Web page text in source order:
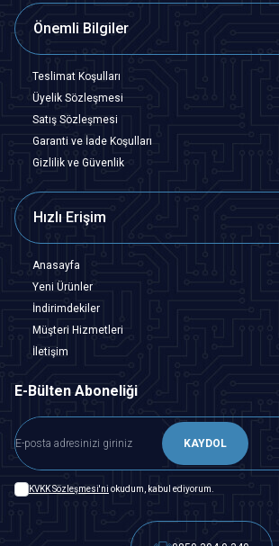
Önemli Bilgiler
Teslimat Koşulları
Üyelik Sözleşmesi
Satış Sözleşmesi
Garanti ve İade Koşulları
Gizlilik ve Güvenlik
Hızlı Erişim
Anasayfa
Yeni Ürünler
İndirimdekiler
Müşteri Hizmetleri
İletişim
E-Bülten Aboneliği
KAYDOL
KVKK Sözleşmesi'ni okudum, kabul ediyorum.